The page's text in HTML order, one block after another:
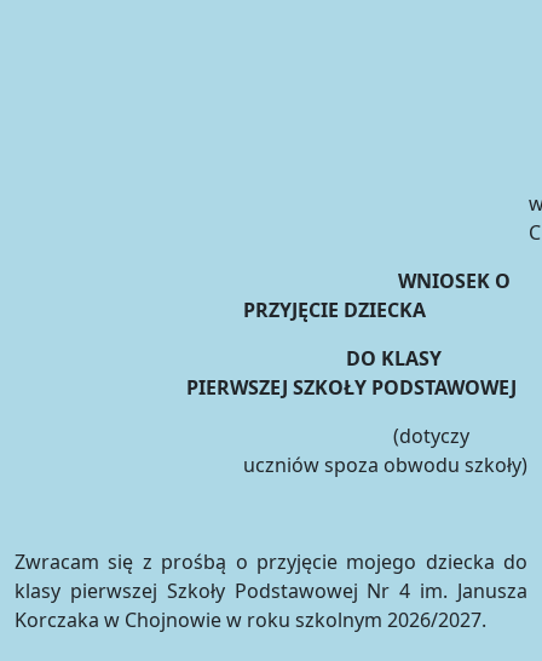
WNIOSEK O
PRZYJĘCIE DZIECKA
DO KLASY
PIERWSZEJ SZKOŁY PODSTAWOWEJ
(dotyczy
uczniów spoza obwodu szkoły)
Zwracam się z prośbą o przyjęcie mojego dziecka do
klasy pierwszej Szkoły Podstawowej Nr 4 im. Janusza
Korczaka w Chojnowie w roku szkolnym 2026/2027.